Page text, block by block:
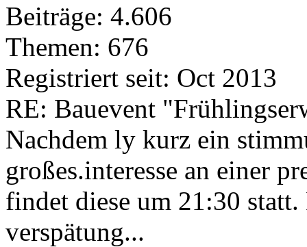
Beiträge: 4.606
Themen: 676
Registriert seit: Oct 2013
RE: Bauevent
Nachdem ly kurz ein
großes.interesse an einer
findet diese um 21:30
verspätung...